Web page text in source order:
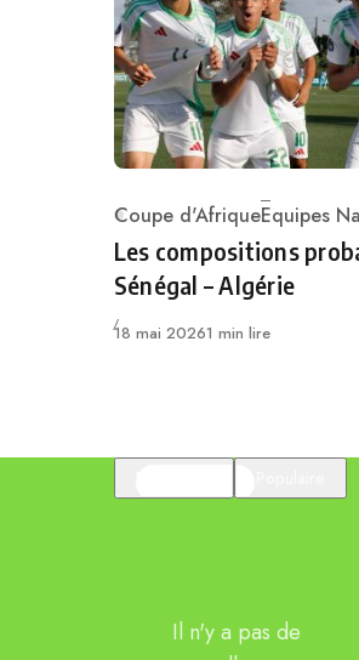
Category
Coupe d'AfriqueEquipes
Les compositions
Sénégal – Algérie
Publié
18 mai 20261 min lire
Il n'y a pas de